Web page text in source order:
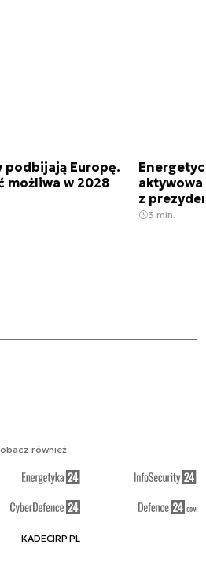
podbijają Europę.
możliwa w 2028
z
3 min.
również
KADECIRP.PL